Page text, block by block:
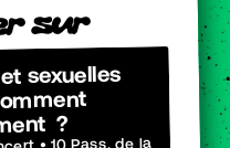
sur
sexuelles
?